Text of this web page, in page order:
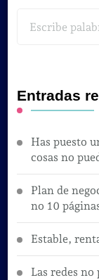
Entradas
Has puesto
cosas no
Plan de
no 10
Estable,
Las redes